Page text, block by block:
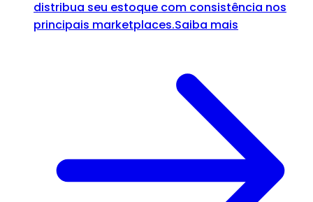
distribua seu estoque com consistência nos
principais marketplaces.Saiba mais